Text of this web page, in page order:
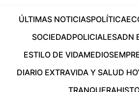
ÚLTIMAS NOTICIASPOLÍTICA
SOCIEDADPOLICIALESADN
ESTILO DE VIDAMEDIOS
DIARIO EXTRAVIDA Y SALUD